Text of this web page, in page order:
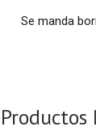
Se manda
Productos